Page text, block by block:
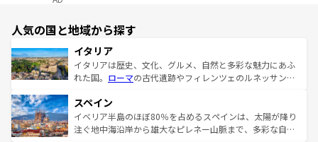
人気の国と地域から探す
イタリア
イタリアは歴史、文化、グルメ、自然と多彩な魅力にあふ
れた国。 ローマの古代遺跡やフィレンツェのルネッサンス
ろん、トスカーナの美しい田園風景やアマルフィ海岸の絶
景など、自然景観も見逃せない。観光の合間には、本場の
ピザやパスタなど、絶品のイタリア料理を堪能することも
スペイン
イベリア半島のほぼ80％を占めるスペインは、太陽が降り
注ぐ地中海沿岸から雄大なピレネー山脈まで、多彩な自然